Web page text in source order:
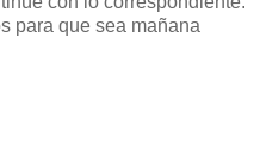
para que sea mañana